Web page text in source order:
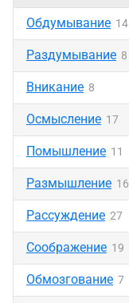
Обдумывание 14
Раздумывание 8
Вникание 8
Осмысление 17
Помышление 11
Размышление 16
Рассуждение 27
Соображение 19
Обмозгование 7